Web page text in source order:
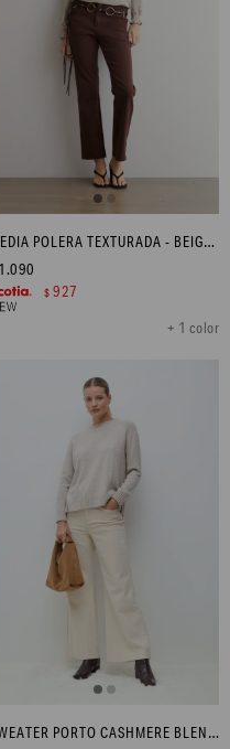
MEDIA POLERA TEXTURADA - BEIGE MELANGE
+ 1 color
1.090
$ 927
SWEATER PORTO CASHMERE BLEND - BEIGE MELANGE